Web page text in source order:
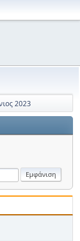
2023